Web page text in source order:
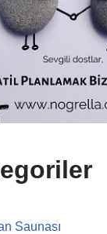
Saunası